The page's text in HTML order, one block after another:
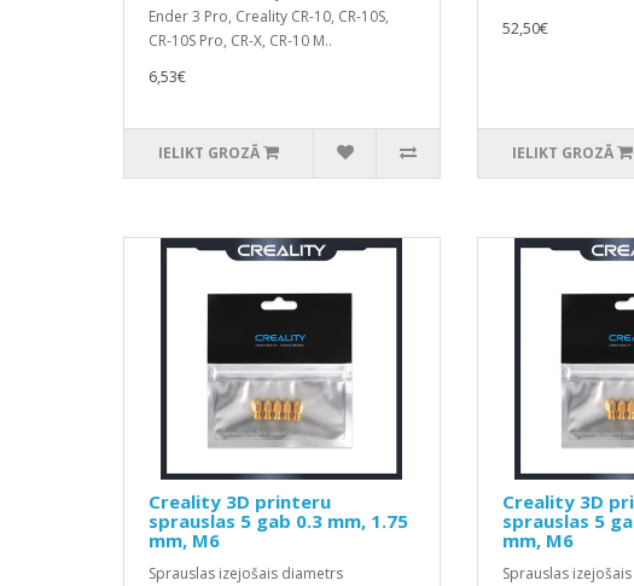
Ender 3 Pro, Creality CR-10, CR-10S,
CR-10S Pro, CR-X, CR-10 M..
6,53€
IELIKT GROZĀ
52,50€
IELIKT GROZĀ
Creality 3D printeru
sprauslas 5 gab 0.3 mm, 1.75
mm, M6
Sprauslas izejošais diametrs
Creality 3D
sprauslas 5
mm, M6
Sprauslas